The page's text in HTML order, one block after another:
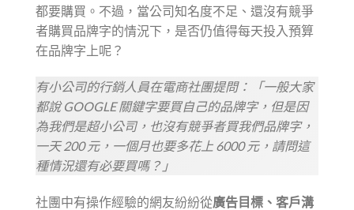
都要購買。不過，當公司知名度不足、還沒有競爭
者購買品牌字的情況下，是否仍值得每天投入預算
在品牌字上呢？
有小公司的行銷人員在電商社團提問：「一般大家
都說 GOOGLE 關鍵字要買自己的品牌字，但是因
為我們是超小公司，也沒有競爭者買我們品牌字，
一天 200 元，一個月也要多花上 6000 元，請問這
種情況還有必要買嗎？」
社團中有操作經驗的網友紛紛從廣告目標、客戶溝